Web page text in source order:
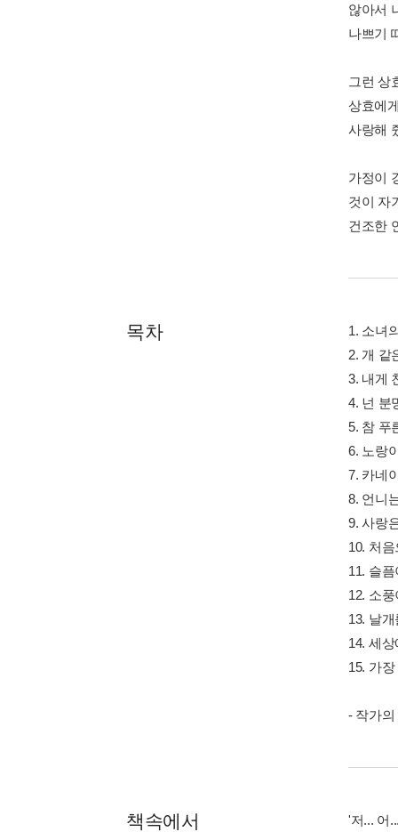
않아서
나쁘기
그런 상
상효에
사랑해
가정이
것이 자
건조한
목차
1. 소녀
2. 개 같
3. 내게
4. 넌 분
5. 참 푸
6. 노랑
7. 카네
8. 언니
9. 사랑
10. 처
11. 슬
12. 소
13. 날
14. 세
15. 가
- 작가의
책속에서 '저... 어